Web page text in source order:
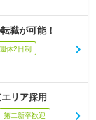
職が可能！
休2日制
リア採用
第二新卒歓迎